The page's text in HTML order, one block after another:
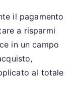
il pagamento
a risparmi
in un campo
al totale